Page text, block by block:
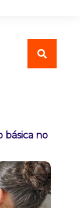
básica no